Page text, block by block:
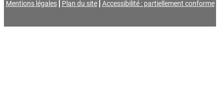
Mentions légales Plan du site Accessibilité : partiellement conforme